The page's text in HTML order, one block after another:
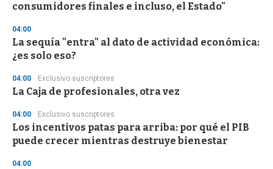
consumidores finales e incluso, el Estado"
04:00
La sequía "entra" al dato de actividad económica:
¿es solo eso?
04:00 Exclusivo suscriptores
La Caja de profesionales, otra vez
04:00 Exclusivo suscriptores
Los incentivos patas para arriba: por qué el PIB
puede crecer mientras destruye bienestar
04:00